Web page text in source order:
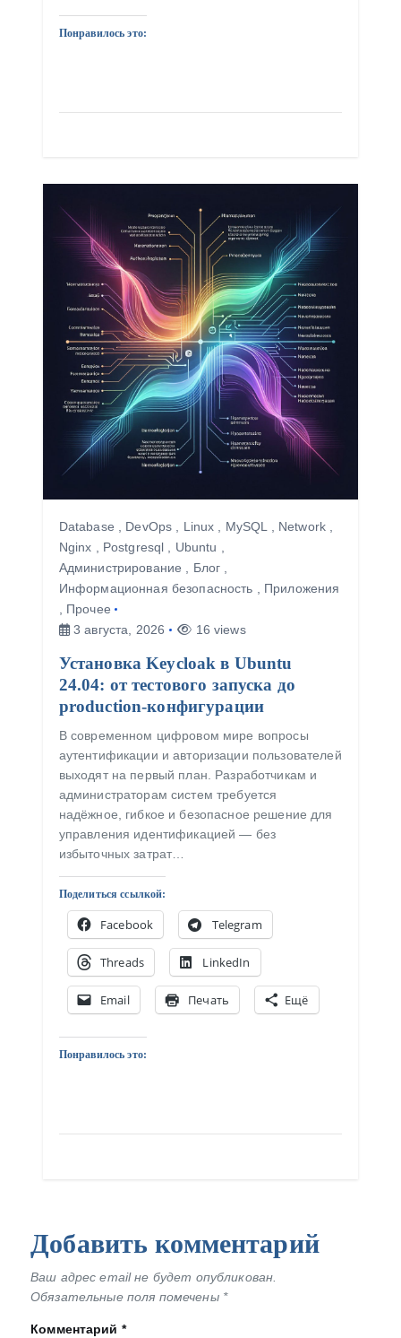
Понравилось это:
Database DevOps Linux MySQL Network,
Nginx
Postgresql Ubuntu
Администрирование
Блог
Информационная безопасность
Приложения
Прочее
3 августа, 2026
16 views
Установка Keycloak в Ubuntu
24.04: от тестового запуска до
production-конфигурации
В современном цифровом мире вопросы
аутентификации и авторизации пользователей
выходят на первый план. Разработчикам и
администраторам систем требуется
надёжное, гибкое и безопасное решение для
управления идентификацией — без
избыточных затрат…
Поделиться ссылкой:
Facebook Telegram
Threads LinkedIn
Email Печать Ещё
Понравилось это:
Добавить комментарий
Ваш адрес email не будет опубликован.
Обязательные поля помечены *
Комментарий *